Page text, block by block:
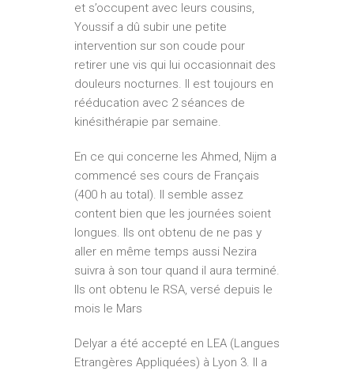
et s’occupent avec leurs cousins,
Youssif a dû subir une petite
intervention sur son coude pour
retirer une vis qui lui occasionnait des
douleurs nocturnes. Il est toujours en
rééducation avec 2 séances de
kinésithérapie par semaine.
En ce qui concerne les Ahmed, Nijm a
commencé ses cours de Français
(400 h au total). Il semble assez
content bien que les journées soient
longues. Ils ont obtenu de ne pas y
aller en même temps aussi Nezira
suivra à son tour quand il aura terminé.
Ils ont obtenu le RSA, versé depuis le
mois le Mars
Delyar a été accepté en LEA (Langues
Etrangères Appliquées) à Lyon 3. Il a